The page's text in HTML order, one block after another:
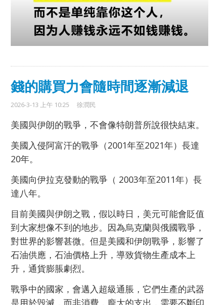
錢的購買力會隨時間逐漸減退
2026-3-13 上午 10:25 徐潤民
美國與伊朗的戰爭，不會像特朗普所說很快結束。
美國入侵阿富汗的戰爭（2001年至2021年）長達
20年。
美國向伊拉克發動的戰爭（ 2003年至2011年）長
達八年。
目前美國與伊朗之戰，假以時日，美元可能會貶值
到大家想像不到的地步。因為烏克蘭與俄國戰爭，
對世界的影響甚微。但是美國和伊朗戰爭，影響了
石油供應，石油價格上升，導致貨物生產成本上
升，通貨膨脹劇烈。
戰爭中的國家，會邁入超級通脹，它們生產的武器